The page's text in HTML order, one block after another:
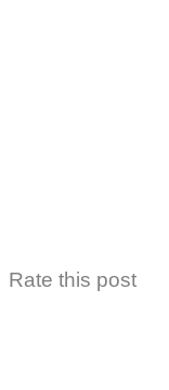
Rate this post